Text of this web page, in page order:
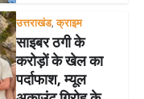
उत्तराखंड,क्राइम
साइबर ठगी के
करोड़ों के खेल का
पर्दाफाश, म्यूल